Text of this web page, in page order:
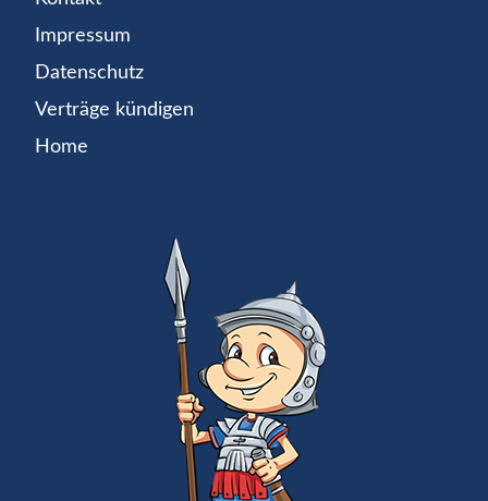
Impressum
Datenschutz
Verträge kündigen
Home